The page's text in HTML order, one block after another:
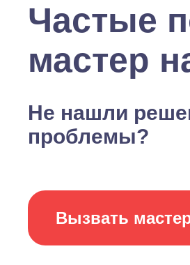
Частые
мастер
Не нашли
проблемы?
Вызвать